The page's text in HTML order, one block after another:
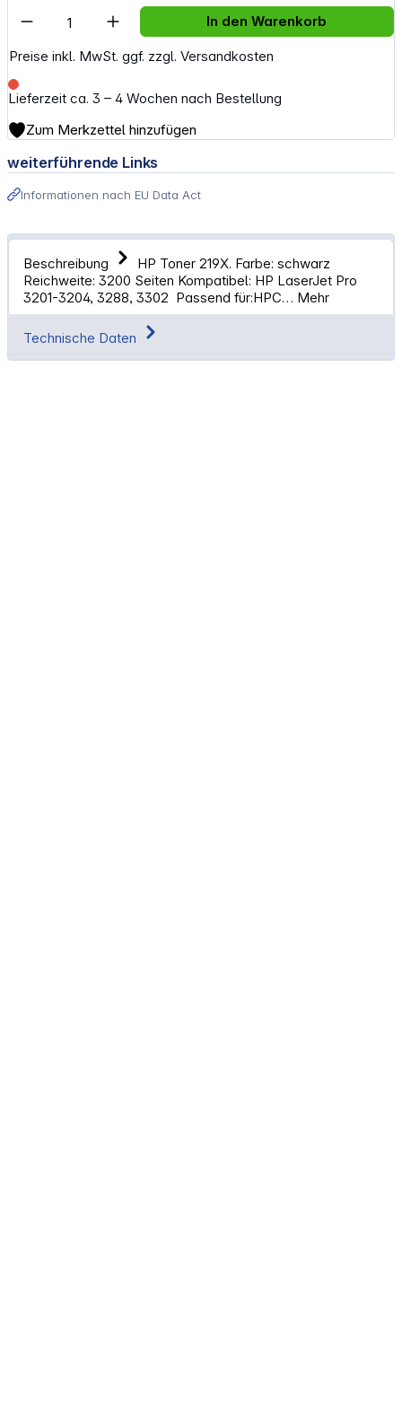
Preise inkl. MwSt. ggf. zzgl. Versandkosten
Lieferzeit ca. 3 – 4 Wochen nach Bestellung
Artikel Anzahl: Gib den gewünschten
In den Warenkorb
Zum Merkzettel hinzufügen
weiterführende Links
Informationen nach EU Data Act
Beschreibung
HP Toner 219X. Farbe: schwarz
Reichweite: 3200 Seiten Kompatibel: HP LaserJet Pro
3201-3204, 3288, 3302 Passend für:HPC… Mehr
Technische Daten